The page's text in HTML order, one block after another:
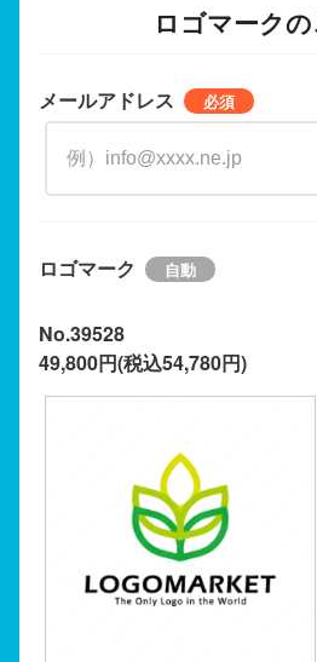
ロゴマーク
メールアドレス
ロゴマーク
No.39528
49,800円(税込54,780円)